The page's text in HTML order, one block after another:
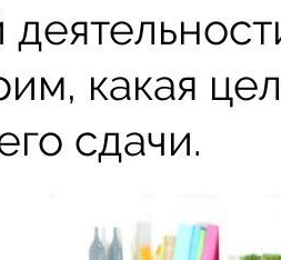
какая
сдачи.